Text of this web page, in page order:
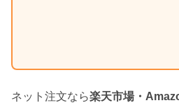
ネット注文なら楽天市場・